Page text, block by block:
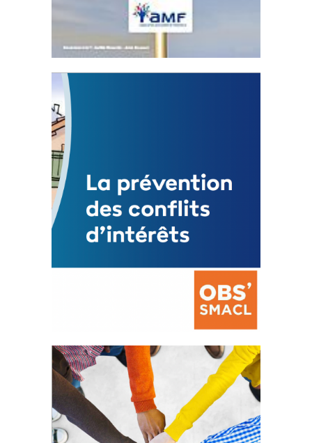
Statut de l’élu local
3 avril 2024
Mise à jour avril 2024
FEUILLETER
La prévention des conflits
d’intérêts
18 septembre 2023
FEUILLETER